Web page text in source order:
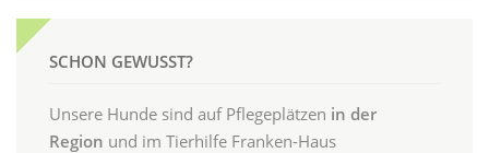
SCHON GEWUSST?
Unsere Hunde sind auf Pflegeplätzen in der
Region und im Tierhilfe Franken-Haus